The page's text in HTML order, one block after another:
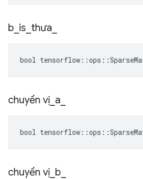
b is thưa
bool
chuyển vị a
bool
chuyển vị b